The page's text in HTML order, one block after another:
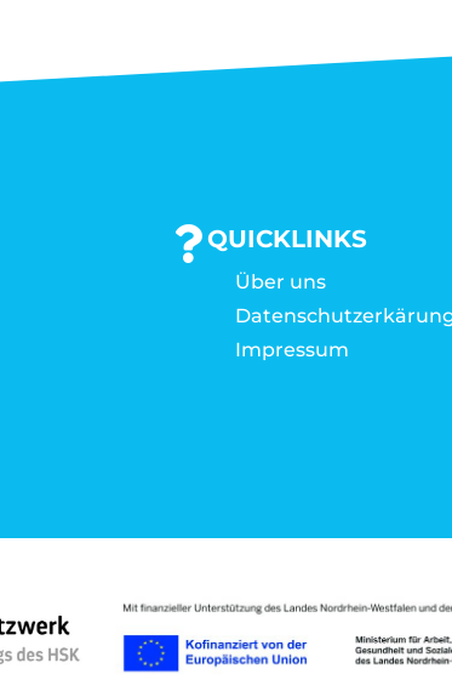
QUICKLINKS
Über uns
Impressum